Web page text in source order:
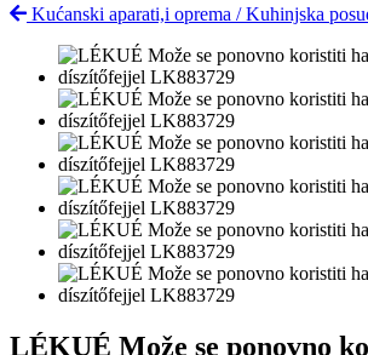
Kućanski aparati,i oprema /Kuhinjska
LÉKUÉ Može se ponovno